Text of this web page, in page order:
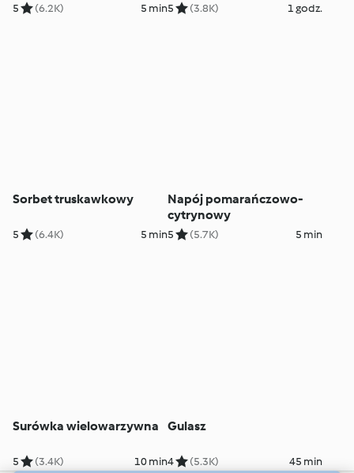
5 (6.2K) 5 min5 (3.8K) 1 godz.
Sorbet truskawkowy
5 (6.4K) 5 min
Napój pomarańczowo-
cytrynowy
5 (5.7K) 5 min
Surówka wielowarzywna
5 (3.4K) 10 min
Gulasz
4 (5.3K) 45 min